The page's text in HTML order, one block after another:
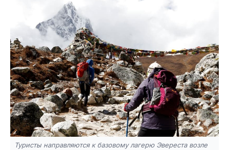
Туристы направляются к базовому лагерю Эвереста возле